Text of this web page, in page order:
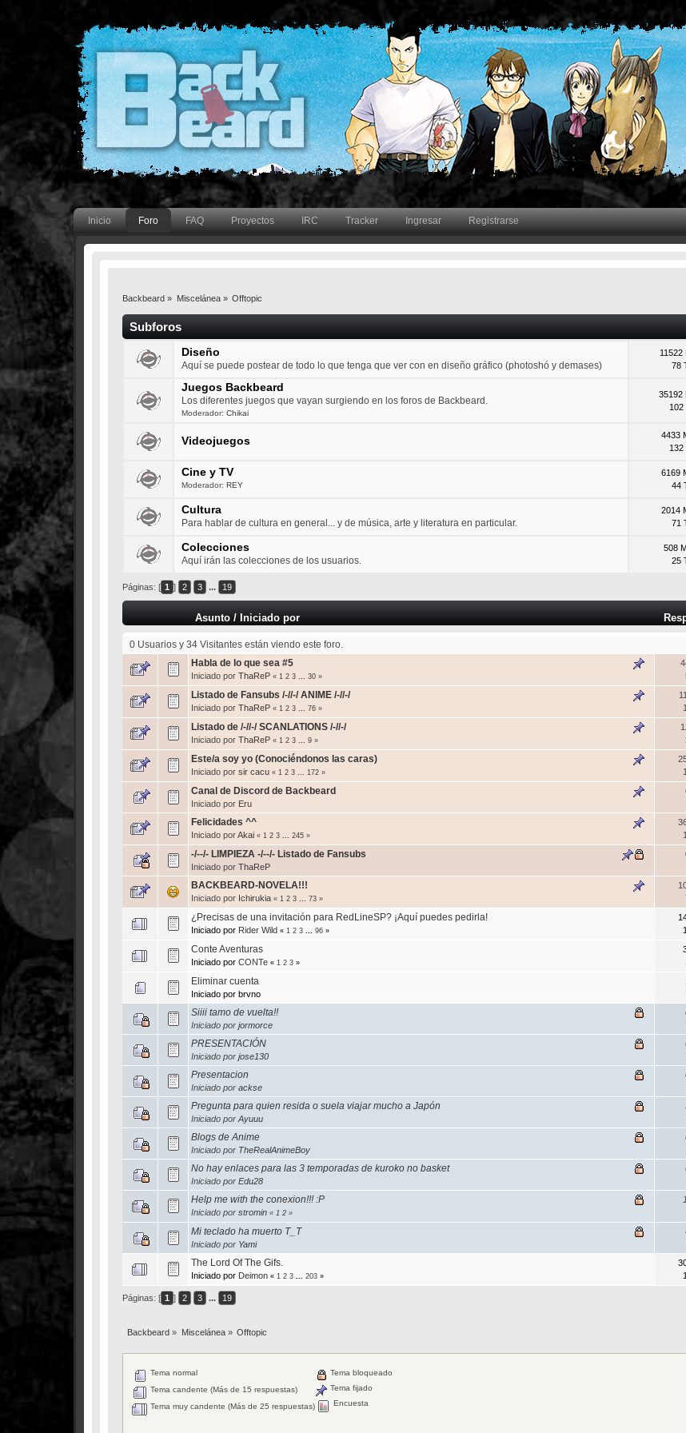
Inicio Foro FAQ Proyectos IRC Tracker Ingresar Registrarse
Backbeard » Miscelánea» Offtopic
Subforos
Diseño
Aquí se puede postear de todo lo que tenga que ver con en diseño gráfico (photoshó y demases)
11522
78
Juegos Backbeard
Los diferentes juegos que vayan surgiendo en los foros de Backbeard.
Moderador: Chikai
35192
102
Videojuegos
4433
132
Cine y TV
Moderador: REY
6169
44
Cultura
Para hablar de cultura en general... y de música, arte y literatura en particular.
2014
71
Colecciones
Aquí irán las colecciones de los usuarios.
508
25
Páginas: [ 1 ] 2 3 ... 19
Asunto /Iniciado por
0 Usuarios y 34 Visitantes están viendo este foro.
Habla de lo que sea #5
Iniciado por ThaReP « 1 2 3 30 »
Listado de Fansubs /-//-/ ANIME /-//-/
Iniciado por ThaReP « 1 2 3 76 »
Listado de /-//-/ SCANLATIONS /-//-/
Iniciado por ThaReP « 1 2 3 9 »
Este/a soy yo (Conociéndonos las caras)
Iniciado por sir cacu « 1 2 3 172 »
Canal de Discord de Backbeard
Iniciado por Eru
Felicidades ^^
Iniciado porAkai « 1 2 3 245 »
-/--/- LIMPIEZA -/--/- Listado de Fansubs
Iniciado por ThaReP
BACKBEARD-NOVELA!!!
Iniciado por Ichirukia « 1 2 3 73 »
¿Precisas de una invitación para RedLineSP? ¡Aquí puedes pedirla!
Iniciado por Rider Wild « 1 2 3 96 »
Conte Aventuras
Iniciado por CONTe « 1 2 3 »
Eliminar cuenta
Iniciado por brvno
Siiii tamo de vuelta!!
Iniciado por jormorce
PRESENTACIÓN
Iniciado por jose130
Presentacion
Iniciado por ackse
Pregunta para quien resida o suela viajar mucho a Japón
Iniciado por Ayuuu
Blogs de Anime
Iniciado por TheRealAnimeBoy
No hay enlaces para las 3 temporadas de kuroko no basket
Iniciado por Edu28
Help me with the conexion!!! :P
Iniciado por stromin « 1 2 »
Mi teclado ha muerto T_T
Iniciado por Yami
The Lord Of The Gifs.
Iniciado por Deimon « 1 2 3 203 »
Páginas: [ 1 ] 2 3 ... 19
Backbeard » Miscelánea» Offtopic
Tema normal
Tema candente (Más de 15 respuestas)
Tema muy candente (Más de 25 respuestas)
Tema bloqueado
Tema fijado
Encuesta